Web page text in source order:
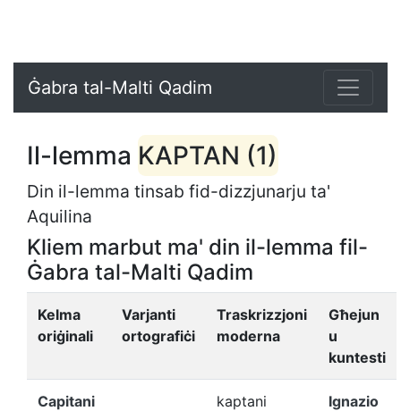
Ġabra tal-Malti Qadim
Il-lemma KAPTAN (1)
Din il-lemma tinsab fid-dizzjunarju ta'
Aquilina
Kliem marbut ma' din il-lemma fil-
Ġabra tal-Malti Qadim
Kelma
oriġinali
Varjanti
ortografiċi
Traskrizzjoni
moderna
Għejun
u
kuntesti
Capitani kaptani
Ignazio